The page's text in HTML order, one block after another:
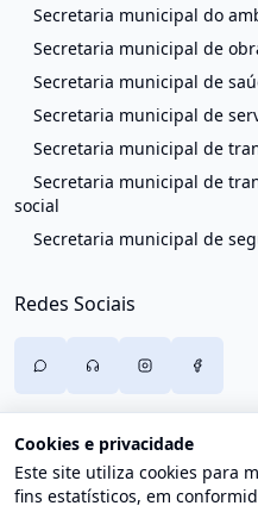
Secretaria municipal do
Secretaria municipal de
Secretaria municipal de
Secretaria municipal de
Secretaria municipal de
Secretaria municipal de
social
Secretaria municipal de
Redes Sociais
Cookies e privacidade
Este site utiliza cookies para
fins estatísticos, em